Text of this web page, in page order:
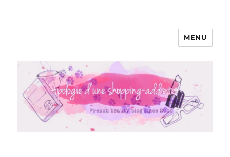
Apologie d'une Shopping-addicte
MENU